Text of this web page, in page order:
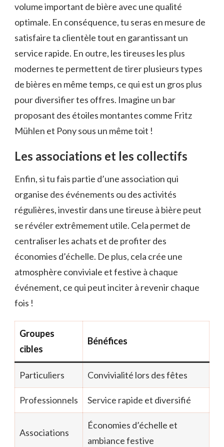
volume important de bière avec une qualité
optimale. En conséquence, tu seras en mesure de
satisfaire ta clientèle tout en garantissant un
service rapide. En outre, les tireuses les plus
modernes te permettent de tirer plusieurs types
de bières en même temps, ce qui est un gros plus
pour diversifier tes offres. Imagine un bar
proposant des étoiles montantes comme Fritz
Mühlen et Pony sous un même toit !
Les associations et les collectifs
Enfin, si tu fais partie d’une association qui
organise des événements ou des activités
régulières, investir dans une tireuse à bière peut
se révéler extrêmement utile. Cela permet de
centraliser les achats et de profiter des
économies d’échelle. De plus, cela crée une
atmosphère conviviale et festive à chaque
événement, ce qui peut inciter à revenir chaque
fois !
Groupes
cibles
Bénéfices
Particuliers Convivialité lors des fêtes
Professionnels Service rapide et diversifié
Associations
Économies d’échelle et
ambiance festive